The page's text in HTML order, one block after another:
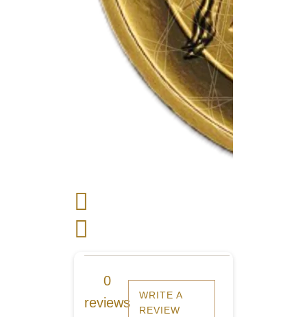
0
reviews
WRITE A
REVIEW